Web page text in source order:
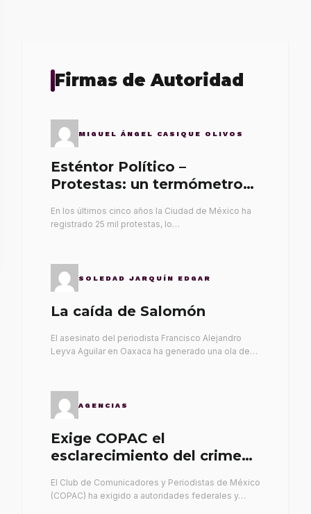
Firmas de Autoridad
MIGUEL ÁNGEL CASIQUE OLIVOS
Esténtor Político –
Protestas: un termómetro
En los últimos cinco años la Ciudad de México ha
registrado 25 mil protestas, lo…
SOLEDAD JARQUÍN EDGAR
La caída de Salomón
El asesinato del periodista Francisco Alejandro
Leyva Aguilar en Oaxaca ha generado una ola de…
AGENCIAS
Exige COPAC el
esclarecimiento del crimen
El Club de Comunicadores y Periodistas de México
(COPAC) ha exigido a autoridades federales y…